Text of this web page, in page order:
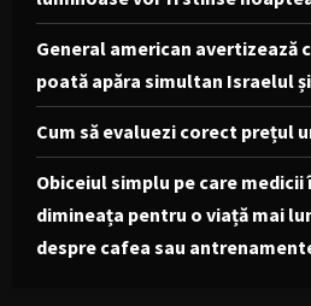
General american avertizează
poată apăra simultan Israelul
Cum să evaluezi corect prețul
Obiceiul simplu pe care medicii
dimineața pentru o viață mai
despre cafea sau